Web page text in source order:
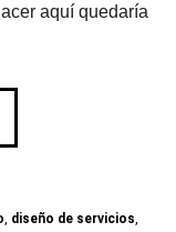
aquí quedaría
diseño de servicios